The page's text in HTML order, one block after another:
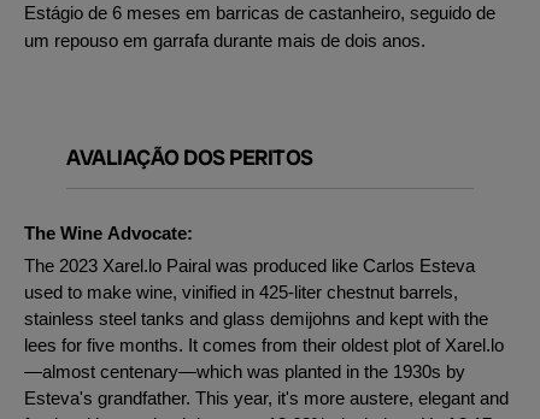
Estágio de 6 meses em barricas de castanheiro, seguido de
um repouso em garrafa durante mais de dois anos.
AVALIAÇÃO DOS PERITOS
The Wine Advocate:
The 2023 Xarel.lo Pairal was produced like Carlos Esteva
used to make wine, vinified in 425-liter chestnut barrels,
stainless steel tanks and glass demijohns and kept with the
lees for five months. It comes from their oldest plot of Xarel.lo
—almost centenary—which was planted in the 1930s by
Esteva's grandfather. This year, it's more austere, elegant and